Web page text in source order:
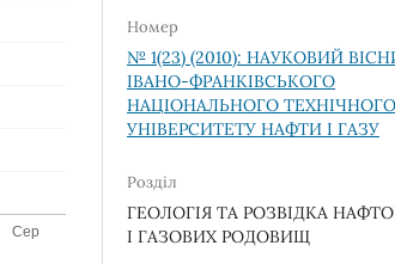
Номер
№ 1(23) (2010): НАУКОВИЙ
ІВАНО-ФРАНКІВСЬКОГО
НАЦІОНАЛЬНОГО
УНІВЕРСИТЕТУ НАФТИ І ГАЗУ
Розділ
ГЕОЛОГІЯ ТА РОЗВІДКА
І ГАЗОВИХ РОДОВИЩ